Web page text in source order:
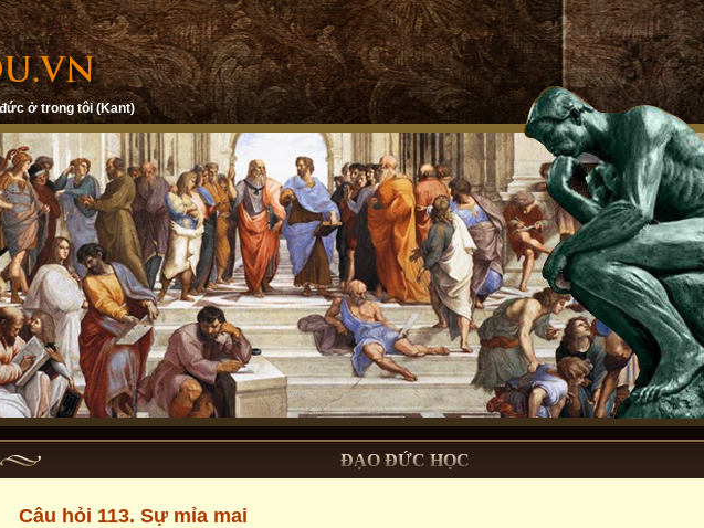
ở trong tôi (Kant)
ĐẠO ĐỨC HỌC
Câu hỏi 113. Sự mỉa mai